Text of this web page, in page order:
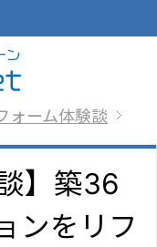
ォーム体験談
】築36
ンをリフ